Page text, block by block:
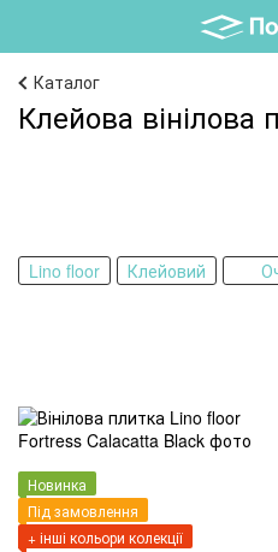
Каталог
Клейова вінілова
Lino floor Клейовий
Новинка
Під замовлення
+ інші кольори колекції